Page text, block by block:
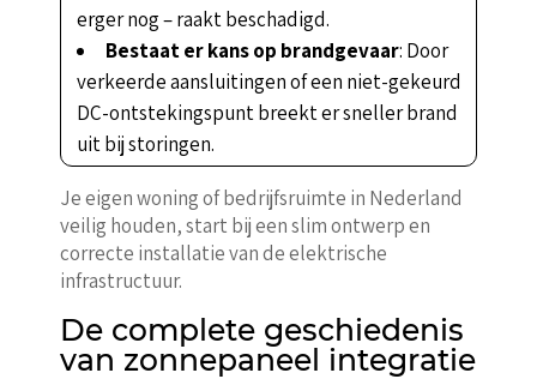
erger nog – raakt beschadigd.
Bestaat er kans op brandgevaar: Door
verkeerde aansluitingen of een niet-gekeurd
DC-ontstekingspunt breekt er sneller brand
uit bij storingen.
Je eigen woning of bedrijfsruimte in Nederland
veilig houden, start bij een slim ontwerp en
correcte installatie van de elektrische
infrastructuur.
De complete geschiedenis
van zonnepaneel integratie